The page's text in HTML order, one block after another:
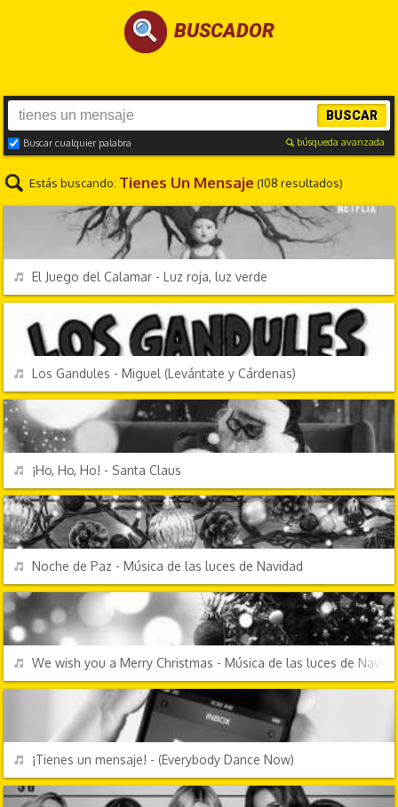
BUSCADOR
BUSCAR
Buscar cualquier palabra búsqueda avanzada
Estás buscando: Tienes Un Mensaje(108 resultados)
TV Y CINE
REPRODUCIR
El Juego del Calamar - Luz roja, luz verde
REPRODUCIR
Los Gandules - Miguel (Levántate y Cárdenas)
REPRODUCIR
¡Ho, Ho, Ho! - Santa Claus
REPRODUCIR
Noche de Paz - Música de las luces de Navidad
REPRODUCIR
We wish you a Merry Christmas - Música de las luces de
REPRODUCIR
¡Tienes un mensaje! - (Everybody Dance Now)